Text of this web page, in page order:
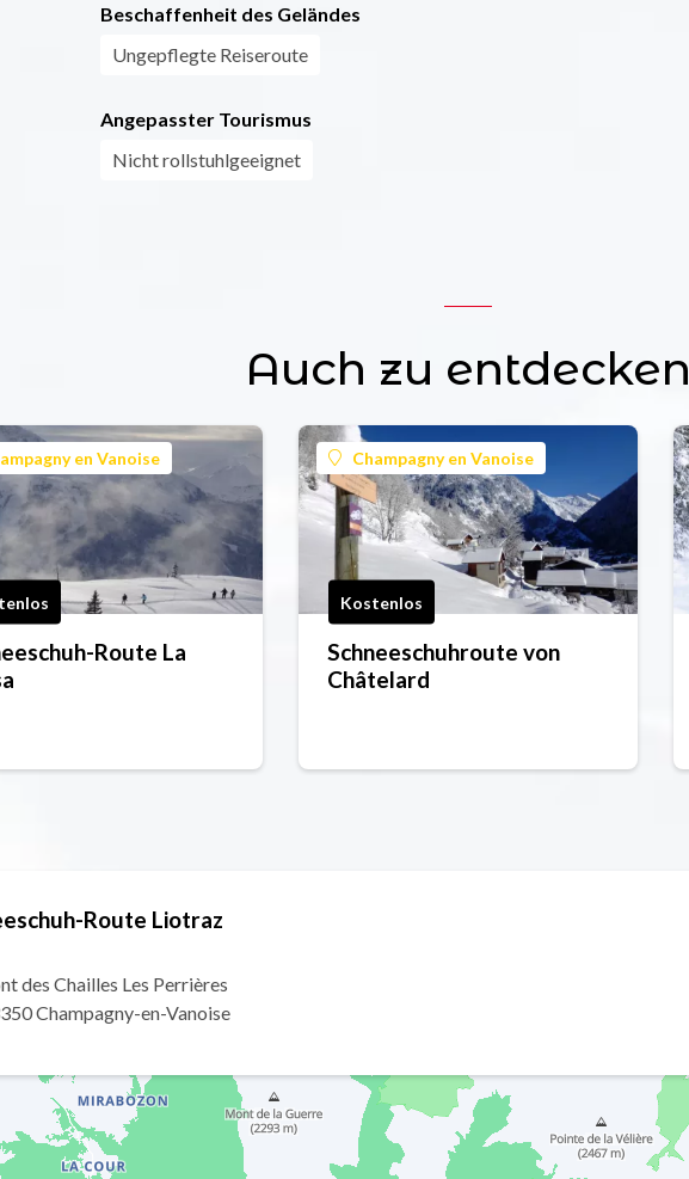
Beschaffenheit des Geländes
Ungepflegte Reiseroute
Angepasster Tourismus
Nicht rollstuhlgeeignet
Auch zu entdecken
en Vanoise
Route La
Champagny en Vanoise
Kostenlos
Schneeschuhroute von
Châtelard
Route Liotraz
des Chailles Les Perrières
Champagny-en-Vanoise